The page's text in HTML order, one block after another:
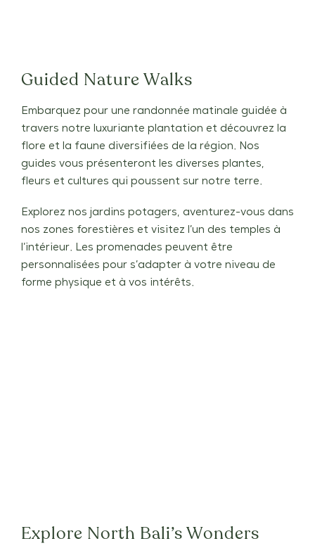
Guided Nature Walks
Embarquez pour une randonnée matinale guidée à
travers notre luxuriante plantation et découvrez la
flore et la faune diversifiées de la région. Nos
guides vous présenteront les diverses plantes,
fleurs et cultures qui poussent sur notre terre.
Explorez nos jardins potagers, aventurez-vous dans
nos zones forestières et visitez l’un des temples à
l’intérieur. Les promenades peuvent être
personnalisées pour s’adapter à votre niveau de
forme physique et à vos intérêts.
Explore North Bali’s Wonders